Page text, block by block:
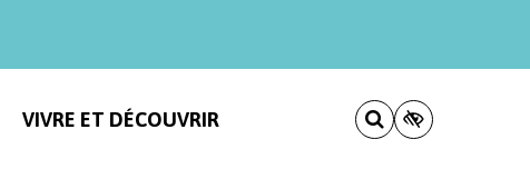
VIVRE ET DÉCOUVRIR